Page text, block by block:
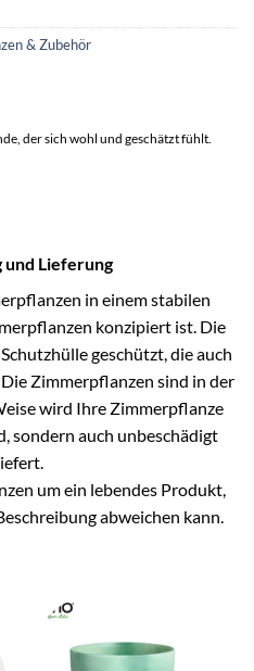
& Zubehör
der sich wohl und geschätzt fühlt.
und Lieferung
in einem stabilen
konzipiert ist. Die
geschützt, die auch
Zimmerpflanzen sind in der
wird Ihre Zimmerpflanze
sondern auch unbeschädigt
um ein lebendes Produkt,
abweichen kann.